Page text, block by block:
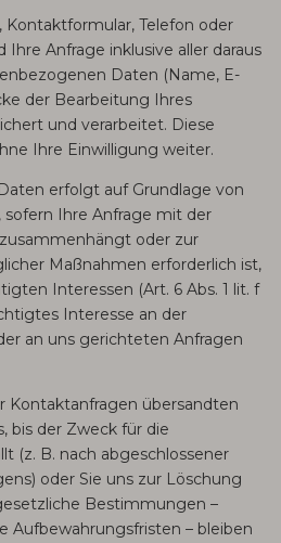
Kontaktformular, Telefon oder
Ihre Anfrage inklusive aller daraus
Daten (Name, E-
der Bearbeitung Ihres
und verarbeitet. Diese
Ihre Einwilligung weiter.
erfolgt auf Grundlage von
sofern Ihre Anfrage mit der
oder zur
Maßnahmen erforderlich ist,
Interessen (Art. 6 Abs. 1 lit. f
Interesse an der
an uns gerichteten Anfragen
Kontaktanfragen übersandten
bis der Zweck für die
(z. B. nach abgeschlossener
oder Sie uns zur Löschung
Bestimmungen –
Aufbewahrungsfristen – bleiben